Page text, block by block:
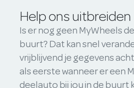
Help ons uitbreiden
Is er nog geen MyWheels
buurt? Dat kan snel
vrijblijvend je gegevens
als eerste wanneer er een
deelauto bij jou in de buurt